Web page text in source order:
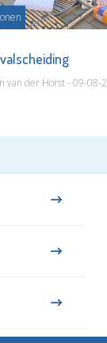
van der Horst - 09-08-